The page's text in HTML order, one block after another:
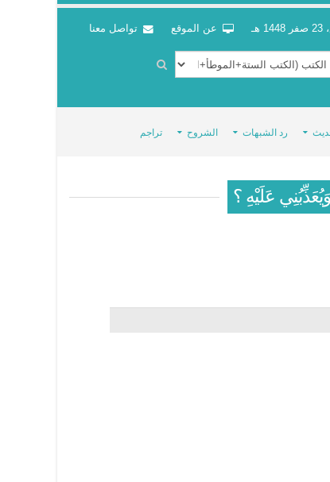
عن الموقع تواصل معنا
رد الشبهات الشروح تراجم
عَلَيْهِ ؟